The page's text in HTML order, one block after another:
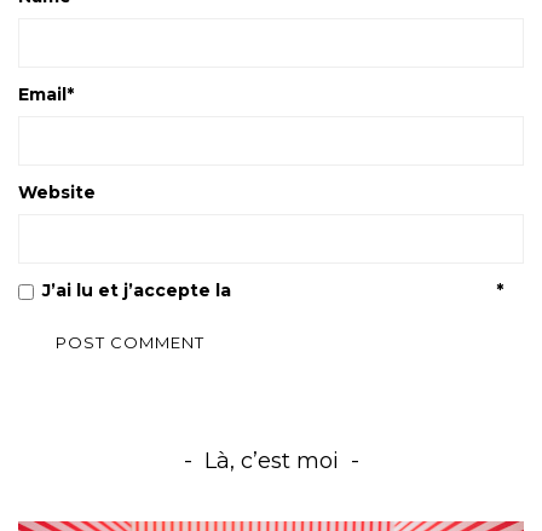
Email*
Website
J’ai lu et j’accepte la *
Là, c’est moi